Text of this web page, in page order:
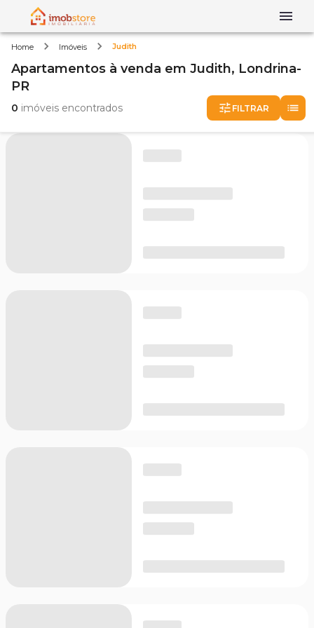
Home Imóveis Judith
Apartamentos à venda em Judith, Londrina-
PR
0 imóveis encontrados FILTRAR